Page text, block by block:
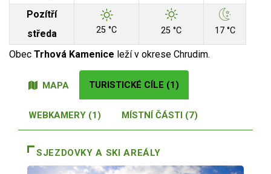
Pozítří
středa
25 °C 25 °C 17 °C
Obec Trhová Kamenice leží v okrese Chrudim.
MAPA TURISTICKÉ CÍLE (1)
WEBKAMERY (1) MÍSTNÍ ČÁSTI (7)
SJEZDOVKY A SKI AREÁLY